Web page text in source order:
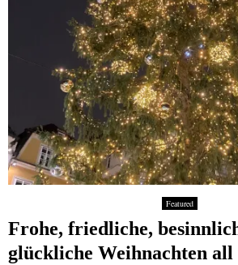
Featured
Frohe, friedliche,
glückliche Weihnachten all